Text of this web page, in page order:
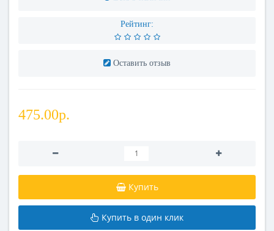
Рейтинг:
Оставить отзыв
475.00р.
Купить
Купить в один клик